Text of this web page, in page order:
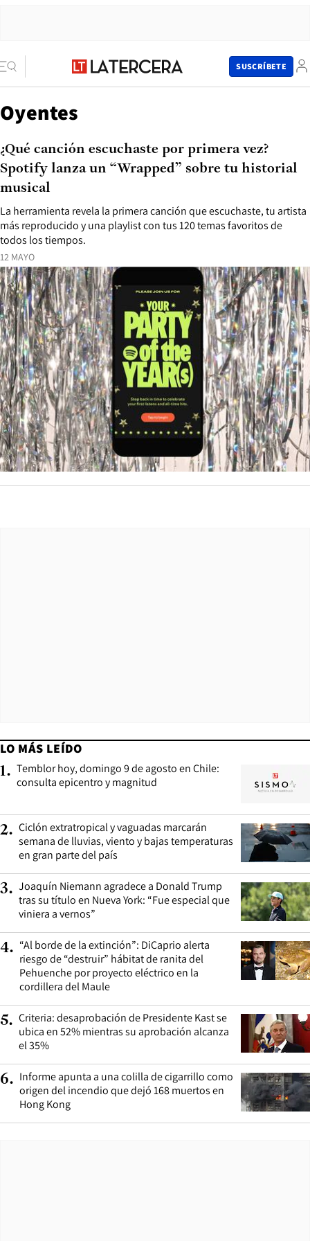
SUSCRÍBETE
Oyentes
12 MAYO
La herramienta revela la primera canción que escuchaste, tu artista
más reproducido y una playlist con tus 120 temas favoritos de
todos los tiempos.
¿Qué canción escuchaste por primera vez?
Spotify lanza un “Wrapped” sobre tu historial
musical
LO MÁS LEÍDO
1. Temblor hoy, domingo 9 de agosto en Chile:
consulta epicentro y magnitud
2. Ciclón extratropical y vaguadas marcarán
semana de lluvias, viento y bajas temperaturas
en gran parte del país
3. Joaquín Niemann agradece a Donald Trump
tras su título en Nueva York: “Fue especial que
viniera a vernos”
4. “Al borde de la extinción”: DiCaprio alerta
riesgo de “destruir” hábitat de ranita del
Pehuenche por proyecto eléctrico en la
cordillera del Maule
5. Criteria: desaprobación de Presidente Kast se
ubica en 52% mientras su aprobación alcanza
el 35%
6. Informe apunta a una colilla de cigarrillo como
origen del incendio que dejó 168 muertos en
Hong Kong